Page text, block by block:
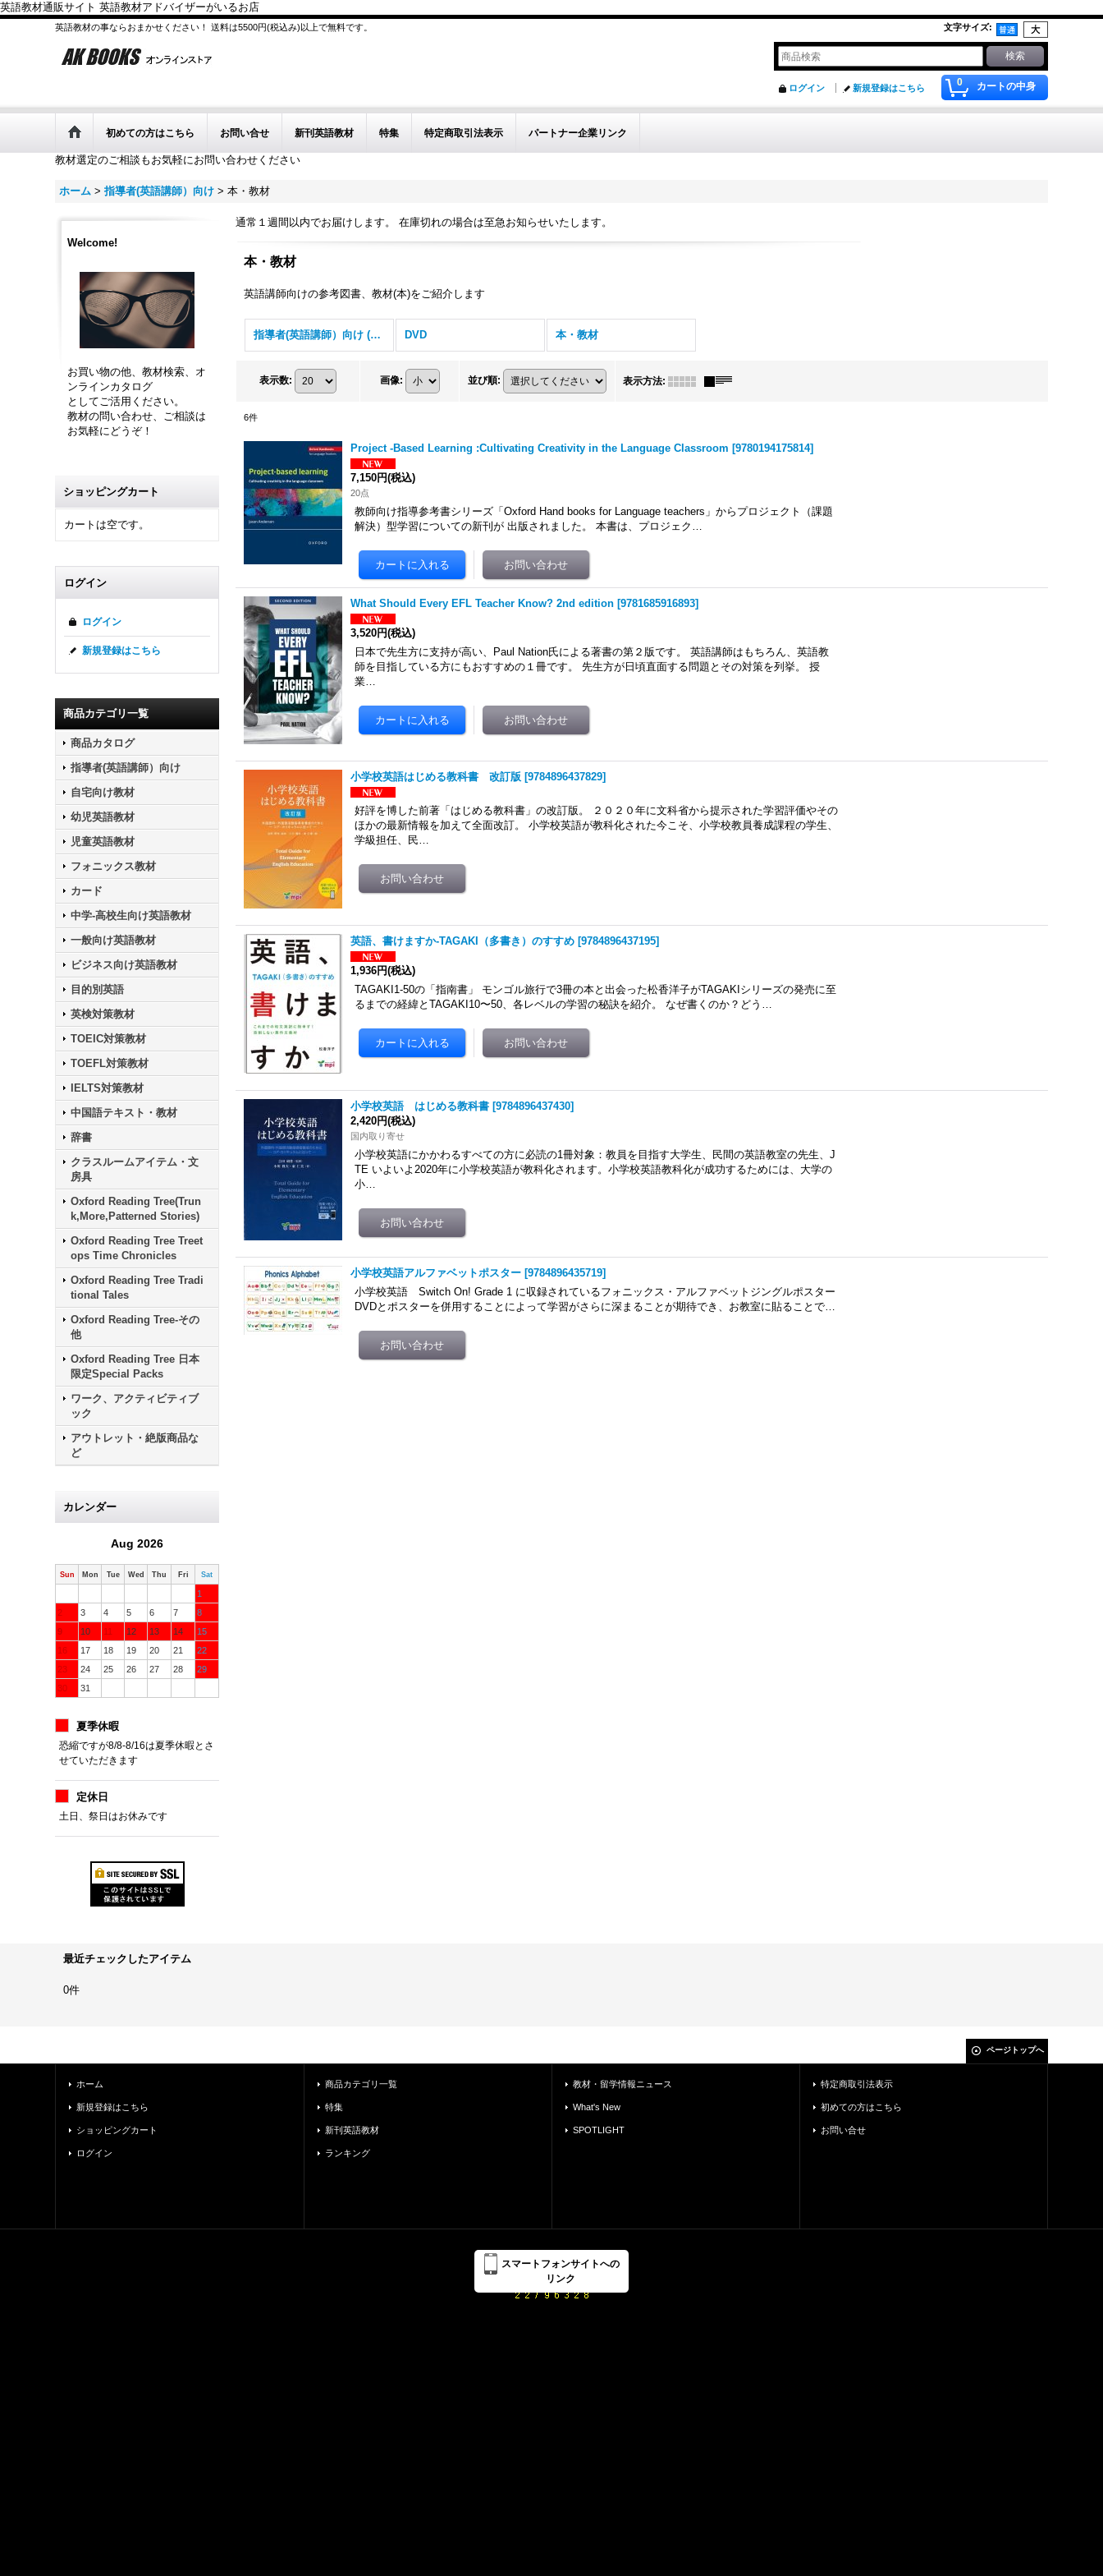
英語教材通販サイト 英語教材アドバイザーがいるお店
英語教材の事ならおまかせください！ 送料は5500円(税込み)以上で無料です。 文字サイズ:
0 カートの中身
ログイン 新規登録はこちら
初めての方はこちら お問い合せ 新刊英語教材 特集 特定商取引法表示 パートナー企業リンク
教材選定のご相談もお気軽にお問い合わせください
ホーム > 指導者(英語講師）向け > 本・教材
Welcome!
お買い物の他、教材検索、オ
ンラインカタログ
としてご活用ください。
教材の問い合わせ、ご相談は
お気軽にどうぞ！
ショッピングカート
カートは空です。
ログイン
ログイン
新規登録はこちら
商品カテゴリ一覧
商品カタログ
指導者(英語講師）向け
自宅向け教材
幼児英語教材
児童英語教材
フォニックス教材
カード
中学-高校生向け英語教材
一般向け英語教材
ビジネス向け英語教材
目的別英語
英検対策教材
TOEIC対策教材
TOEFL対策教材
IELTS対策教材
中国語テキスト・教材
辞書
クラスルームアイテム・文
房具
Oxford Reading Tree(Trun
k,More,Patterned Stories)
Oxford Reading Tree Treet
ops Time Chronicles
Oxford Reading Tree Tradi
tional Tales
Oxford Reading Tree-その
他
Oxford Reading Tree 日本
限定Special Packs
ワーク、アクティビティブ
ック
アウトレット・絶版商品な
ど
カレンダー
Aug 2026
Sun Mon Tue Wed Thu Fri Sat
1
2
3 4 5 6 7
8
9
10 11 12 13 14
15
16
17 18 19 20 21
22
23
24 25 26 27 28
29
30
31
夏季休暇
恐縮ですが8/8-8/16は夏季休暇とさ
せていただきます
定休日
土日、祭日はお休みです
通常１週間以内でお届けします。 在庫切れの場合は至急お知らせいたします。
本・教材
英語講師向けの参考図書、教材(本)をご紹介します
指導者(英語講師）向け (全商品) DVD 本・教材
表示数: 画像: 並び順: 表示方法:
6件
Project -Based Learning :Cultivating Creativity in the Language Classroom [9780194175814]
7,150円(税込)
20点
教師向け指導参考書シリーズ「Oxford Hand books for Language teachers」からプロジェクト（課題
解決）型学習についての新刊が 出版されました。 本書は、プロジェク…
What Should Every EFL Teacher Know? 2nd edition [9781685916893]
3,520円(税込)
日本で先生方に支持が高い、Paul Nation氏による著書の第２版です。 英語講師はもちろん、英語教
師を目指している方にもおすすめの１冊です。 先生方が日頃直面する問題とその対策を列挙。 授
業…
小学校英語はじめる教科書 改訂版 [9784896437829]
好評を博した前著「はじめる教科書」の改訂版。 ２０２０年に文科省から提示された学習評価やその
ほかの最新情報を加えて全面改訂。 小学校英語が教科化された今こそ、小学校教員養成課程の学生、
学級担任、民…
英語、書けますか-TAGAKI（多書き）のすすめ [9784896437195]
1,936円(税込)
TAGAKI1-50の「指南書」 モンゴル旅行で3冊の本と出会った松香洋子がTAGAKIシリーズの発売に至
るまでの経緯とTAGAKI10〜50、各レベルの学習の秘訣を紹介。 なぜ書くのか？どう…
小学校英語 はじめる教科書 [9784896437430]
2,420円(税込)
国内取り寄せ
小学校英語にかかわるすべての方に必読の1冊対象：教員を目指す大学生、民間の英語教室の先生、J
TE いよいよ2020年に小学校英語が教科化されます。小学校英語教科化が成功するためには、大学の
小…
小学校英語アルファベットポスター [9784896435719]
小学校英語 Switch On! Grade 1 に収録されているフォニックス・アルファベットジングルポスター
DVDとポスターを併用することによって学習がさらに深まることが期待でき、お教室に貼ることで…
最近チェックしたアイテム
0件
ページトップへ
ホーム
新規登録はこちら
ショッピングカート
ログイン
商品カテゴリ一覧
特集
新刊英語教材
ランキング
教材・留学情報ニュース
What's New
SPOTLIGHT
特定商取引法表示
初めての方はこちら
お問い合せ
スマートフォンサイトへの
リンク